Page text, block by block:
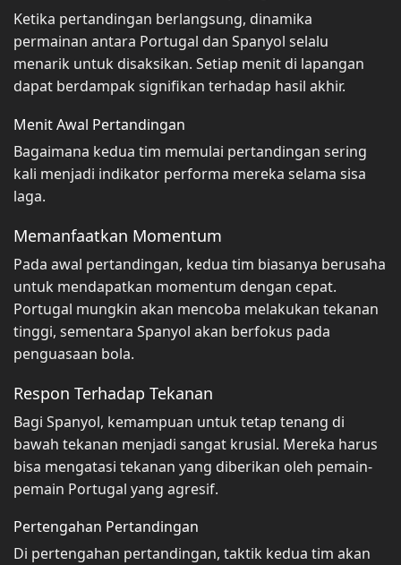
Ketika pertandingan berlangsung, dinamika
permainan antara Portugal dan Spanyol selalu
menarik untuk disaksikan. Setiap menit di lapangan
dapat berdampak signifikan terhadap hasil akhir.
Menit Awal Pertandingan
Bagaimana kedua tim memulai pertandingan sering
kali menjadi indikator performa mereka selama sisa
laga.
Memanfaatkan Momentum
Pada awal pertandingan, kedua tim biasanya berusaha
untuk mendapatkan momentum dengan cepat.
Portugal mungkin akan mencoba melakukan tekanan
tinggi, sementara Spanyol akan berfokus pada
penguasaan bola.
Respon Terhadap Tekanan
Bagi Spanyol, kemampuan untuk tetap tenang di
bawah tekanan menjadi sangat krusial. Mereka harus
bisa mengatasi tekanan yang diberikan oleh pemain-
pemain Portugal yang agresif.
Pertengahan Pertandingan
Di pertengahan pertandingan, taktik kedua tim akan